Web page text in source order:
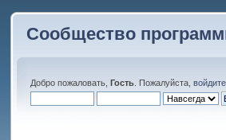
Сообщество
Добро пожаловать,Гость . Пожалуйста,войдите